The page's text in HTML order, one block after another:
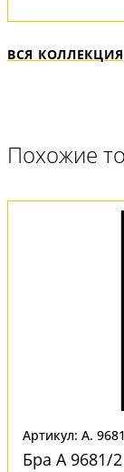
ВСЯ КОЛЛЕКЦИЯ
Похожие
Артикул: A.
Бра A 9681/2